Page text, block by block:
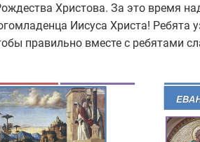
Христова. За это время
Иисуса Христа! Ребята
правильно вместе с ребятами